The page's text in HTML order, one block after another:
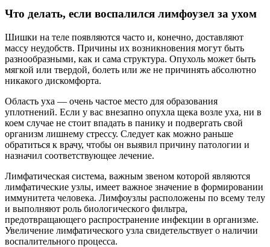
Что делать, если воспалился лимфоузел за ухом
Шишки на теле появляются часто и, конечно, доставляют
массу неудобств. Причины их возникновения могут быть
разнообразными, как и сама структура. Опухоль может быть
мягкой или твердой, болеть или же не причинять абсолютно
никакого дискомфорта.
Область уха — очень частое место для образования
уплотнений. Если у вас внезапно опухла щека возле уха, ни в
коем случае не стоит впадать в панику и подвергать свой
организм лишнему стрессу. Следует как можно раньше
обратиться к врачу, чтобы он выявил причину патологии и
назначил соответствующее лечение.
Лимфатическая система, важным звеном которой являются
лимфатические узлы, имеет важное значение в формировании
иммунитета человека. Лимфоузлы расположены по всему телу
и выполняют роль биологического фильтра,
предотвращающего распространение инфекции в организме.
Увеличение лимфатического узла свидетельствует о наличии
воспалительного процесса.